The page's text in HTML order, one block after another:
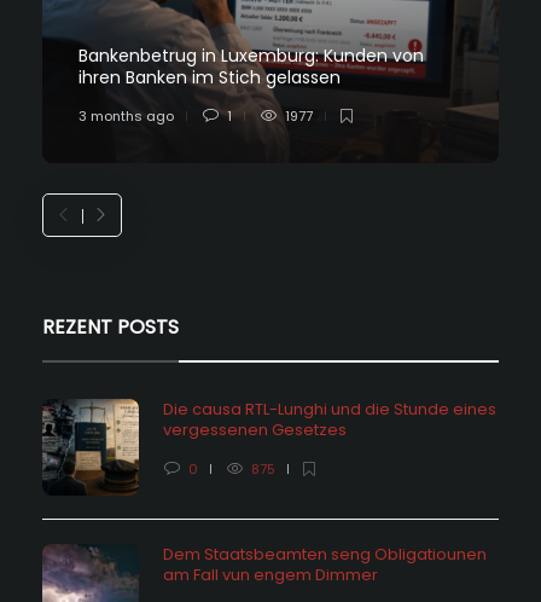
Bankenbetrug in Luxemburg: Kunden von
ihren Banken im Stich gelassen
3 months ago 1 1977
REZENT POSTS
Die causa RTL-Lunghi und die Stunde eines
vergessenen Gesetzes
0 875
Dem Staatsbeamten seng Obligatiounen
am Fall vun engem Dimmer